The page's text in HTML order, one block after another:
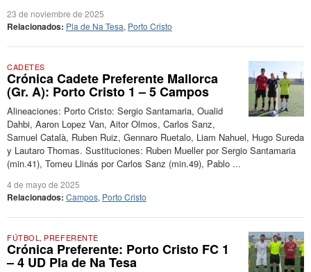
23 de noviembre de 2025
Relacionados: Pla de Na Tesa, Porto Cristo
CADETES
Crónica Cadete Preferente Mallorca
(Gr. A): Porto Cristo 1 – 5 Campos
Alineaciones: Porto Cristo: Sergio Santamaria, Oualid
Dahbi, Aaron Lopez Van, Aitor Olmos, Carlos Sanz,
Samuel Català, Ruben Ruiz, Gennaro Ruetalo, Liam Nahuel, Hugo Sureda
y Lautaro Thomas. Sustituciones: Ruben Mueller por Sergio Santamaria
(min.41), Tomeu Llinás por Carlos Sanz (min.49), Pablo ...
4 de mayo de 2025
Relacionados: Campos, Porto Cristo
FÚTBOL , PREFERENTE
Crónica Preferente: Porto Cristo FC 1
– 4 UD Pla de Na Tesa